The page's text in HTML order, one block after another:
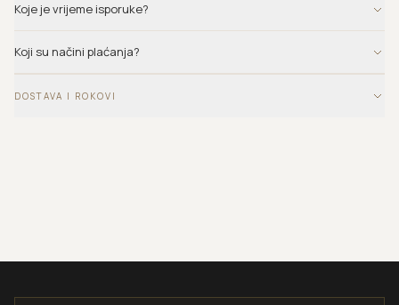
Koje je vrijeme isporuke?
Koji su načini plaćanja?
DOSTAVA I ROKOVI